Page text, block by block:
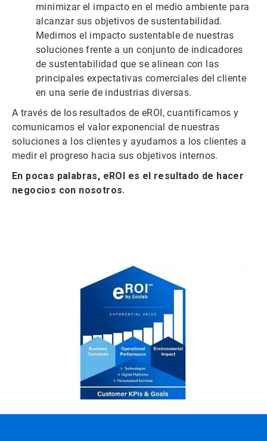
minimizar el impacto en el medio ambiente para
alcanzar sus objetivos de sustentabilidad.
Medimos el impacto sustentable de nuestras
soluciones frente a un conjunto de indicadores
de sustentabilidad que se alinean con las
principales expectativas comerciales del cliente
en una serie de industrias diversas.
A través de los resultados de eROI, cuantificamos y
comunicamos el valor exponencial de nuestras
soluciones a los clientes y ayudamos a los clientes a
medir el progreso hacia sus objetivos internos.
En pocas palabras, eROI es el resultado de hacer
negocios con nosotros.